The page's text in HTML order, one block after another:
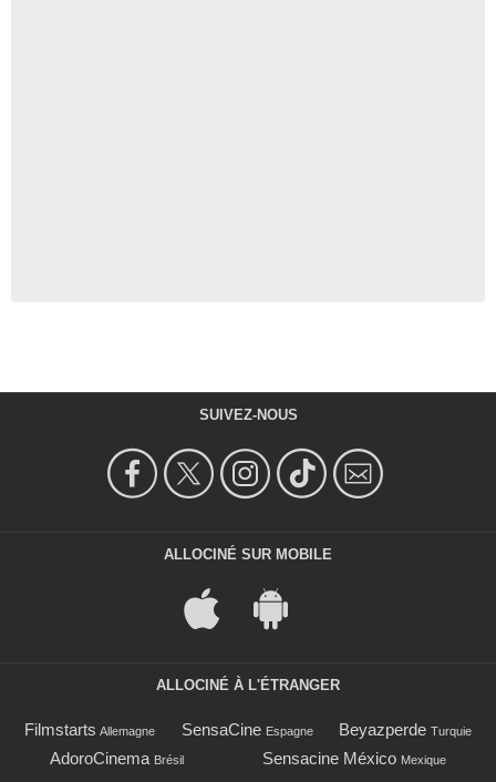
SUIVEZ-NOUS
ALLOCINÉ SUR MOBILE
ALLOCINÉ À L'ÉTRANGER
Filmstarts Allemagne SensaCine Espagne Beyazperde Turquie
AdoroCinema Brésil Sensacine México Mexique